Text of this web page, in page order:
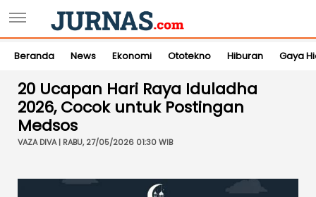
Beranda News Ekonomi Ototekno Hiburan Gaya
20 Ucapan Hari Raya Iduladha
2026, Cocok untuk Postingan
Medsos
VAZA DIVA | RABU, 27/05/2026 01:30 WIB